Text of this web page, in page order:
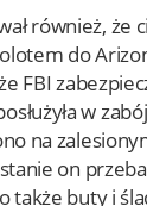
również, że
do
FBI
w
na
on
także buty i